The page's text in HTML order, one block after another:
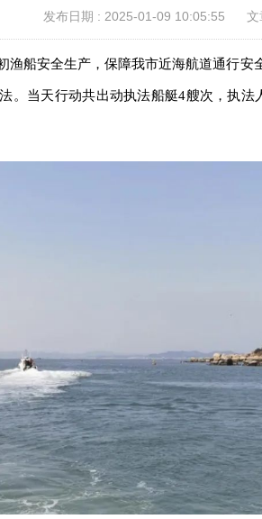
发布日期 : 2025-01-09 10:05:55 文
渔船安全生产，保障我市近海航道通行
。当天行动共出动执法船艇4艘次，执